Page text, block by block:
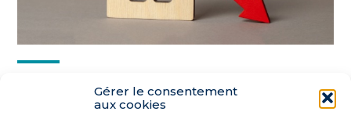
Gérer le consentement
aux cookies